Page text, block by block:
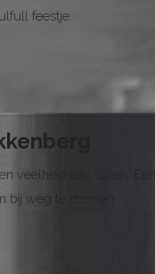
feestje.
veelheid aan stijlen. Een
bij weg te dromen.